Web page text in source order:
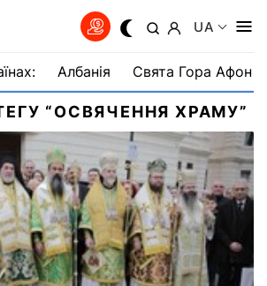
UA
Албанія Свята Гора Афон
“ОСВЯЧЕННЯ ХРАМУ”